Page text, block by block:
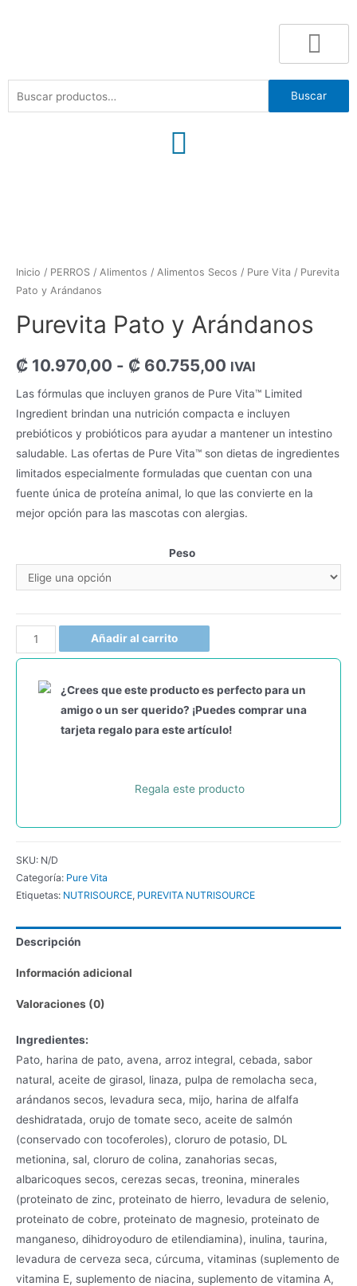
Buscar
Inicio / PERROS / Alimentos / Alimentos Secos / Pure Vita / Purevita
Pato y Arándanos
Purevita Pato y Arándanos
₡ 10.970,00 - ₡ 60.755,00 IVAI
Las fórmulas que incluyen granos de Pure Vita™ Limited
Ingredient brindan una nutrición compacta e incluyen
prebióticos y probióticos para ayudar a mantener un intestino
saludable. Las ofertas de Pure Vita™ son dietas de ingredientes
limitados especialmente formuladas que cuentan con una
fuente única de proteína animal, lo que las convierte en la
mejor opción para las mascotas con alergias.
Peso
Añadir al carrito
¿Crees que este producto es perfecto para un
amigo o un ser querido? ¡Puedes comprar una
tarjeta regalo para este artículo!
Regala este producto
SKU: N/D
Categoría: Pure Vita
Etiquetas: NUTRISOURCE, PUREVITA NUTRISOURCE
Descripción
Información adicional
Valoraciones (0)
Ingredientes:
Pato, harina de pato, avena, arroz integral, cebada, sabor
natural, aceite de girasol, linaza, pulpa de remolacha seca,
arándanos secos, levadura seca, mijo, harina de alfalfa
deshidratada, orujo de tomate seco, aceite de salmón
(conservado con tocoferoles), cloruro de potasio, DL
metionina, sal, cloruro de colina, zanahorias secas,
albaricoques secos, cerezas secas, treonina, minerales
(proteinato de zinc, proteinato de hierro, levadura de selenio,
proteinato de cobre, proteinato de magnesio, proteinato de
manganeso, dihidroyoduro de etilendiamina), inulina, taurina,
levadura de cerveza seca, cúrcuma, vitaminas (suplemento de
vitamina E, suplemento de niacina, suplemento de vitamina A,